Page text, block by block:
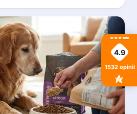
4.9
1532 opinii